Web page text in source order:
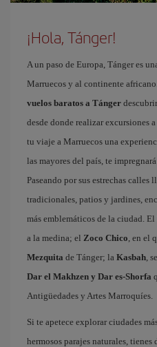
¡Hola, Tánger!
A un paso de Europa, Tánger es
Marruecos y al continente
vuelos baratos a Tánger
desde donde realizar excursiones
tu viaje a Marruecos una
las mayores del país, te
Paseando por sus estrechas calles
tradicionales, patios y jardines,
más emblemáticos de la ciudad. El
a la medina; el Zoco Chico, en el
Mezquita de Tánger; la Kasbah,
Dar el Makhzen y Dar es-Shorfa
Antigüedades y Artes Marroquíes.
Si te apetece explorar ciudades
hermosos parajes naturales,